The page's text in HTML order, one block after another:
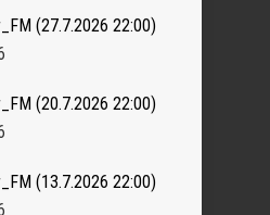
(27.7.2026 22:00)
(20.7.2026 22:00)
(13.7.2026 22:00)